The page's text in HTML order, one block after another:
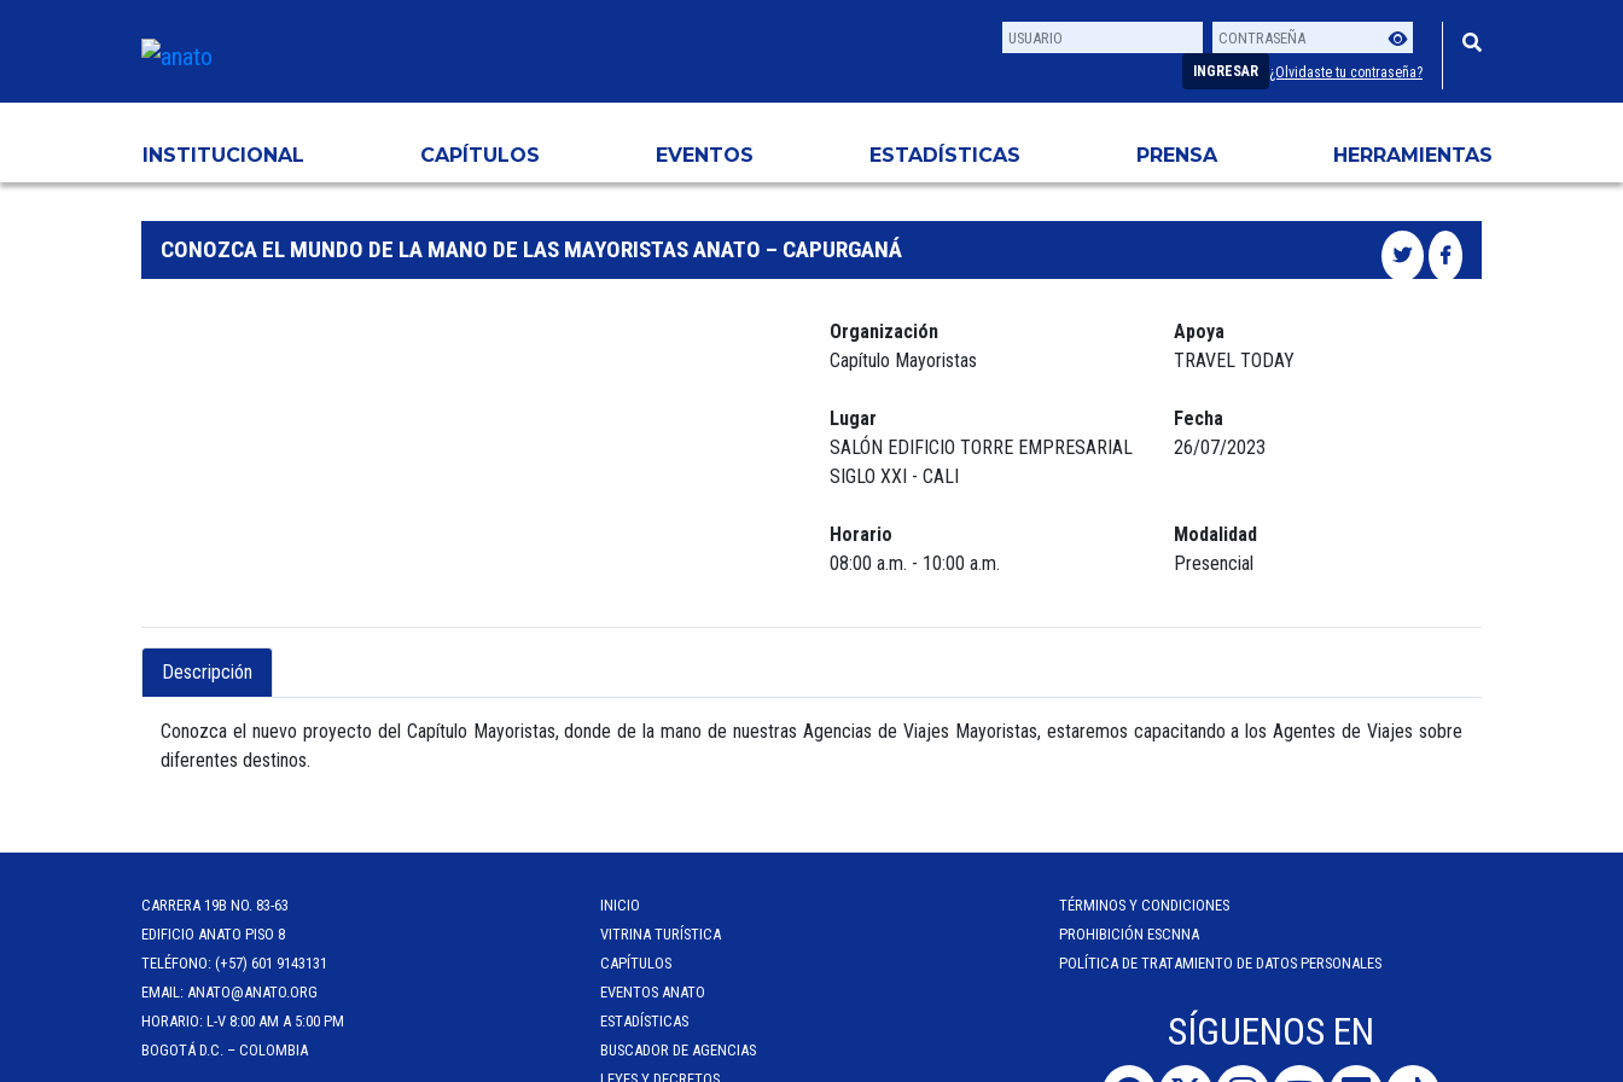
Usuario
Contraseña
INGRESAR ¿Olvidaste tu contraseña?
INSTITUCIONAL CAPÍTULOS EVENTOS ESTADÍSTICAS PRENSA HERRAMIENTAS
CONOZCA EL MUNDO DE LA MANO DE LAS MAYORISTAS ANATO – CAPURGANÁ
Organización
Capítulo Mayoristas
Apoya
TRAVEL TODAY
Lugar
SALÓN EDIFICIO TORRE EMPRESARIAL
SIGLO XXI - CALI
Fecha
26/07/2023
Horario
08:00 a.m. - 10:00 a.m.
Modalidad
Presencial
Descripción
Conozca el nuevo proyecto del Capítulo Mayoristas, donde de la mano de nuestras Agencias de Viajes Mayoristas, estaremos capacitando a los Agentes de Viajes sobre
diferentes destinos.
CARRERA 19B NO. 83-63
EDIFICIO ANATO PISO 8
TELÉFONO: (+57) 601 9143131
EMAIL: ANATO@ANATO.ORG
HORARIO: L-V 8:00 AM A 5:00 PM
BOGOTÁ D.C. – COLOMBIA
INICIO
VITRINA TURÍSTICA
CAPÍTULOS
EVENTOS ANATO
ESTADÍSTICAS
BUSCADOR DE AGENCIAS
TÉRMINOS Y CONDICIONES
PROHIBICIÓN ESCNNA
POLÍTICA DE TRATAMIENTO DE DATOS PERSONALES
SÍGUENOS EN